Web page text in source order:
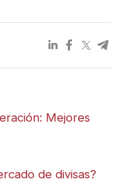
Mejores
de divisas?